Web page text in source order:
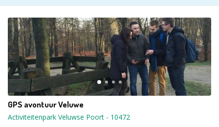
GPS avontuur Veluwe
Activiteitenpark Veluwse Poort - 10472